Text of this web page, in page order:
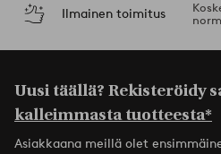
Ilmainen toimitus
Uusi täällä? Rekisteröidy
kalleimmasta tuotteesta*
Asiakkaana meillä olet